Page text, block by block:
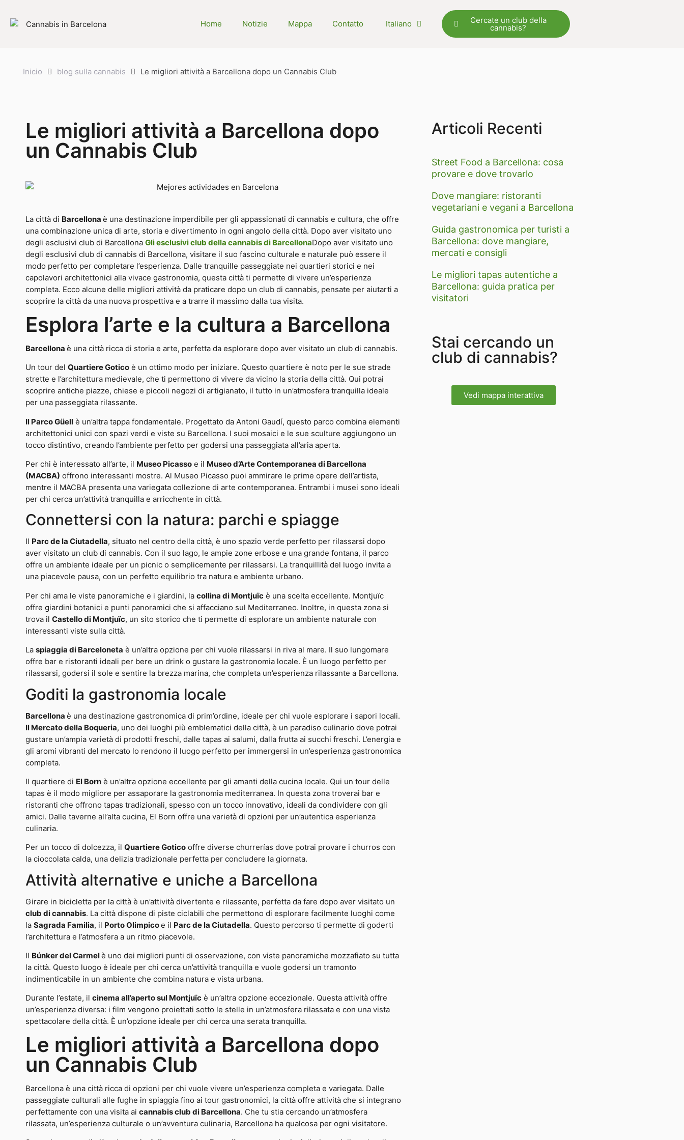
Home Notizie Mappa Contatto Italiano Cercate un club della
cannabis?
Inicio blog sulla cannabis Le migliori attività a Barcellona dopo un Cannabis Club
Le migliori attività a Barcellona dopo
un Cannabis Club
La città di Barcellona è una destinazione imperdibile per gli appassionati di cannabis e cultura, che offre
una combinazione unica di arte, storia e divertimento in ogni angolo della città. Dopo aver visitato uno
degli esclusivi club di Barcellona Gli esclusivi club della cannabis di BarcellonaDopo aver visitato uno
degli esclusivi club di cannabis di Barcellona, visitare il suo fascino culturale e naturale può essere il
modo perfetto per completare l’esperienza. Dalle tranquille passeggiate nei quartieri storici e nei
capolavori architettonici alla vivace gastronomia, questa città ti permette di vivere un’esperienza
completa. Ecco alcune delle migliori attività da praticare dopo un club di cannabis, pensate per aiutarti a
scoprire la città da una nuova prospettiva e a trarre il massimo dalla tua visita.
Esplora l’arte e la cultura a Barcellona
Barcellona è una città ricca di storia e arte, perfetta da esplorare dopo aver visitato un club di cannabis.
Un tour del Quartiere Gotico è un ottimo modo per iniziare. Questo quartiere è noto per le sue strade
strette e l’architettura medievale, che ti permettono di vivere da vicino la storia della città. Qui potrai
scoprire antiche piazze, chiese e piccoli negozi di artigianato, il tutto in un’atmosfera tranquilla ideale
per una passeggiata rilassante.
Il Parco Güell è un’altra tappa fondamentale. Progettato da Antoni Gaudí, questo parco combina elementi
architettonici unici con spazi verdi e viste su Barcellona. I suoi mosaici e le sue sculture aggiungono un
tocco distintivo, creando l’ambiente perfetto per godersi una passeggiata all’aria aperta.
Per chi è interessato all’arte, il Museo Picasso e il Museo d’Arte Contemporanea di Barcellona
(MACBA) offrono interessanti mostre. Al Museo Picasso puoi ammirare le prime opere dell’artista,
mentre il MACBA presenta una variegata collezione di arte contemporanea. Entrambi i musei sono ideali
per chi cerca un’attività tranquilla e arricchente in città.
Connettersi con la natura: parchi e spiagge
Il Parc de la Ciutadella, situato nel centro della città, è uno spazio verde perfetto per rilassarsi dopo
aver visitato un club di cannabis. Con il suo lago, le ampie zone erbose e una grande fontana, il parco
offre un ambiente ideale per un picnic o semplicemente per rilassarsi. La tranquillità del luogo invita a
una piacevole pausa, con un perfetto equilibrio tra natura e ambiente urbano.
Per chi ama le viste panoramiche e i giardini, la collina di Montjuïc è una scelta eccellente. Montjuïc
offre giardini botanici e punti panoramici che si affacciano sul Mediterraneo. Inoltre, in questa zona si
trova il Castello di Montjuïc, un sito storico che ti permette di esplorare un ambiente naturale con
interessanti viste sulla città.
La spiaggia di Barceloneta è un’altra opzione per chi vuole rilassarsi in riva al mare. Il suo lungomare
offre bar e ristoranti ideali per bere un drink o gustare la gastronomia locale. È un luogo perfetto per
rilassarsi, godersi il sole e sentire la brezza marina, che completa un’esperienza rilassante a Barcellona.
Goditi la gastronomia locale
Barcellona è una destinazione gastronomica di prim’ordine, ideale per chi vuole esplorare i sapori locali.
Il Mercato della Boqueria, uno dei luoghi più emblematici della città, è un paradiso culinario dove potrai
gustare un’ampia varietà di prodotti freschi, dalle tapas ai salumi, dalla frutta ai succhi freschi. L’energia e
gli aromi vibranti del mercato lo rendono il luogo perfetto per immergersi in un’esperienza gastronomica
completa.
Il quartiere di El Born è un’altra opzione eccellente per gli amanti della cucina locale. Qui un tour delle
tapas è il modo migliore per assaporare la gastronomia mediterranea. In questa zona troverai bar e
ristoranti che offrono tapas tradizionali, spesso con un tocco innovativo, ideali da condividere con gli
amici. Dalle taverne all’alta cucina, El Born offre una varietà di opzioni per un’autentica esperienza
culinaria.
Per un tocco di dolcezza, il Quartiere Gotico offre diverse churrerías dove potrai provare i churros con
la cioccolata calda, una delizia tradizionale perfetta per concludere la giornata.
Attività alternative e uniche a Barcellona
Girare in bicicletta per la città è un’attività divertente e rilassante, perfetta da fare dopo aver visitato un
club di cannabis. La città dispone di piste ciclabili che permettono di esplorare facilmente luoghi come
la Sagrada Familia, il Porto Olimpicoe il Parc de la Ciutadella. Questo percorso ti permette di goderti
l’architettura e l’atmosfera a un ritmo piacevole.
Il Búnker del Carmelè uno dei migliori punti di osservazione, con viste panoramiche mozzafiato su tutta
la città. Questo luogo è ideale per chi cerca un’attività tranquilla e vuole godersi un tramonto
indimenticabile in un ambiente che combina natura e vista urbana.
Durante l’estate, il cinema all’aperto sul Montjuïc è un’altra opzione eccezionale. Questa attività offre
un’esperienza diversa: i film vengono proiettati sotto le stelle in un’atmosfera rilassata e con una vista
spettacolare della città. È un’opzione ideale per chi cerca una serata tranquilla.
Le migliori attività a Barcellona dopo
un Cannabis Club
Barcellona è una città ricca di opzioni per chi vuole vivere un’esperienza completa e variegata. Dalle
passeggiate culturali alle fughe in spiaggia fino ai tour gastronomici, la città offre attività che si integrano
perfettamente con una visita ai cannabis club di Barcellona. Che tu stia cercando un’atmosfera
rilassata, un’esperienza culturale o un’avventura culinaria, Barcellona ha qualcosa per ogni visitatore.
Articoli Recenti
Street Food a Barcellona: cosa
provare e dove trovarlo
Dove mangiare: ristoranti
vegetariani e vegani a Barcellona
Guida gastronomica per turisti a
Barcellona: dove mangiare,
mercati e consigli
Le migliori tapas autentiche a
Barcellona: guida pratica per
visitatori
Stai cercando un
club di cannabis?
Vedi mappa interattiva